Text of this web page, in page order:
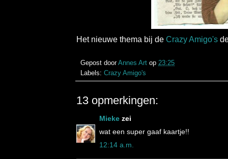
Het nieuwe thema bij de Crazy Amigo's
Gepost doorAnnes Art op 23:25
Labels: Crazy Amigo's
13 opmerkingen:
Mieke zei
wat een super gaaf kaartje!!
12:14 a.m.